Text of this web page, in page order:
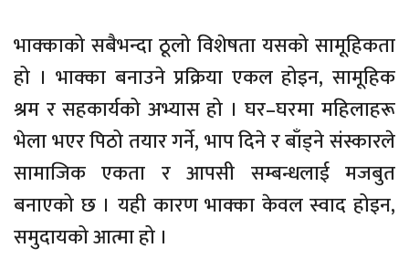
भाक्काको सबैभन्दा ठूलो विशेषता यसको सामूहिकता
हो । भाक्का बनाउने प्रक्रिया एकल होइन, सामूहिक
श्रम र सहकार्यको अभ्यास हो । घर–घरमा महिलाहरू
भेला भएर पिठो तयार गर्ने, भाप दिने र बाँड्ने संस्कारले
सामाजिक एकता र आपसी सम्बन्धलाई मजबुत
बनाएको छ । यही कारण भाक्का केवल स्वाद होइन,
समुदायको आत्मा हो ।